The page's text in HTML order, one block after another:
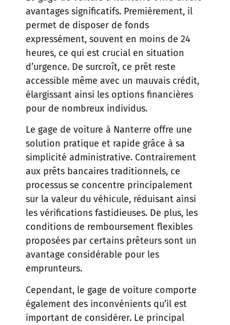
avantages significatifs. Premièrement, il
permet de disposer de fonds
expressément, souvent en moins de 24
heures, ce qui est crucial en situation
d’urgence. De surcroît, ce prêt reste
accessible même avec un mauvais crédit,
élargissant ainsi les options financières
pour de nombreux individus.
Le gage de voiture à Nanterre offre une
solution pratique et rapide grâce à sa
simplicité administrative. Contrairement
aux prêts bancaires traditionnels, ce
processus se concentre principalement
sur la valeur du véhicule, réduisant ainsi
les vérifications fastidieuses. De plus, les
conditions de remboursement flexibles
proposées par certains prêteurs sont un
avantage considérable pour les
emprunteurs.
Cependant, le gage de voiture comporte
également des inconvénients qu’il est
important de considérer. Le principal